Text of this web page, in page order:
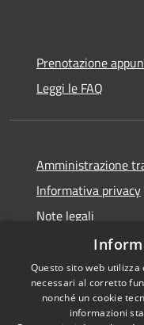
Prenotazione
Leggi le FAQ
Amministrazione
Informativa privacy
Note legali
Dichiarazione di
RSS
Questo sito web
necessari al corretto
nonché un cookie
informazioni